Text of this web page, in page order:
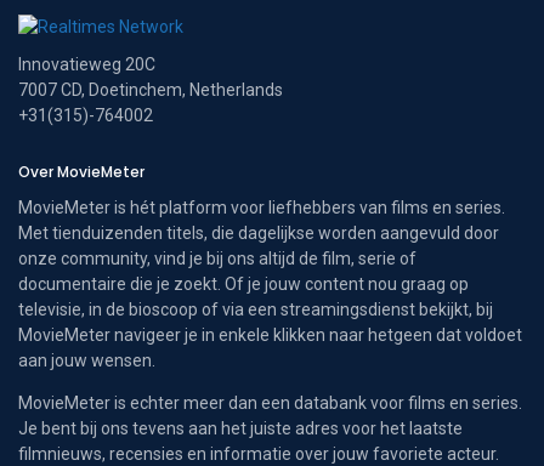
Innovatieweg 20C
7007 CD, Doetinchem, Netherlands
+31(315)-764002
Over MovieMeter
MovieMeter is hét platform voor liefhebbers van films en series.
Met tienduizenden titels, die dagelijkse worden aangevuld door
onze community, vind je bij ons altijd de film, serie of
documentaire die je zoekt. Of je jouw content nou graag op
televisie, in de bioscoop of via een streamingsdienst bekijkt, bij
MovieMeter navigeer je in enkele klikken naar hetgeen dat voldoet
aan jouw wensen.
MovieMeter is echter meer dan een databank voor films en series.
Je bent bij ons tevens aan het juiste adres voor het laatste
filmnieuws, recensies en informatie over jouw favoriete acteur.